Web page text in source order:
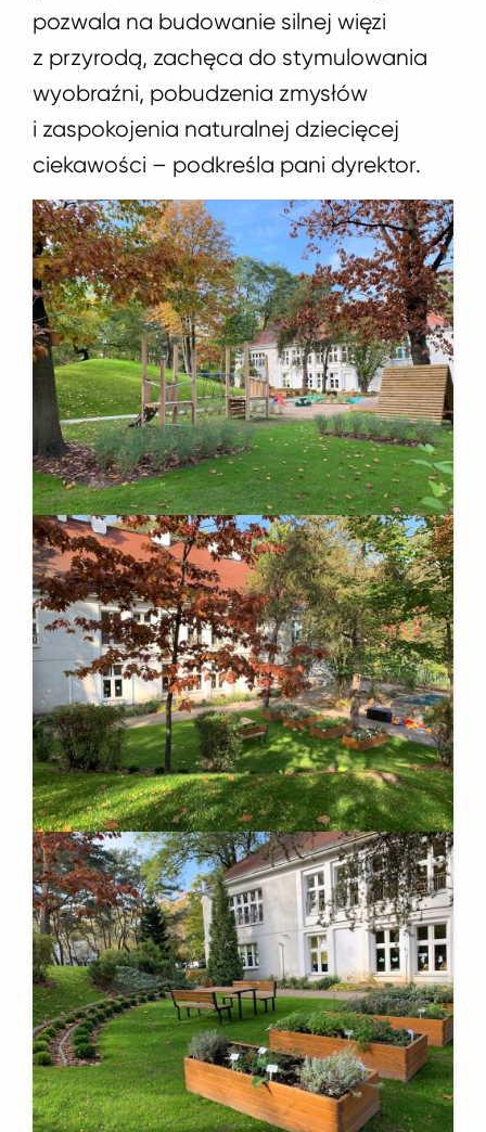
pozwala na budowanie silnej więzi
z przyrodą, zachęca do stymulowania
wyobraźni, pobudzenia zmysłów
i zaspokojenia naturalnej dziecięcej
ciekawości – podkreśla pani dyrektor.